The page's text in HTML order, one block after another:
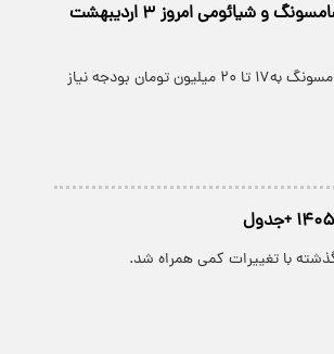
آخرین قیمت انواع گوشی های آیفون، سامسونگ و شیائومی امروز ۳ اردیبهشت
خرید ارزان‌ترین گوشی از برند شیائومی و سامسونگ به۱۷ تا ۲۰ میلیون تومان بودجه نیاز
با تغییرات کمی همراه شد.